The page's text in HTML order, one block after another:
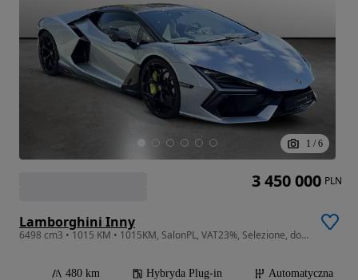
1 / 6
Lamborghini Inny
6498 cm3 • 1015 KM • 1015KM, SalonPL, VAT23%, Selezione, dostepny od zaraz
480 km Hybryda Plug-in
Automatyczna
3 450 000 PLN